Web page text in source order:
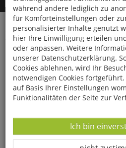
Startseite Bücher Biologie
Die
während andere lediglich zu
für Komforteinstellungen oder
personalisierter Inhalte genutzt
hier Ihre Einwilligung erteilen
oder anpassen. Weitere
unserer Datenschutzerklärung.
Cookies ablehnen, wird Ihr
notwendigen Cookies
auf Basis Ihrer Einstellungen
Funktionalitäten der Seite zur
Ich bin